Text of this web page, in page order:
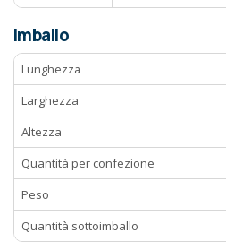
Imballo
Lunghezza
Larghezza
Altezza
Quantità per confezione
Peso
Quantità sottoimballo